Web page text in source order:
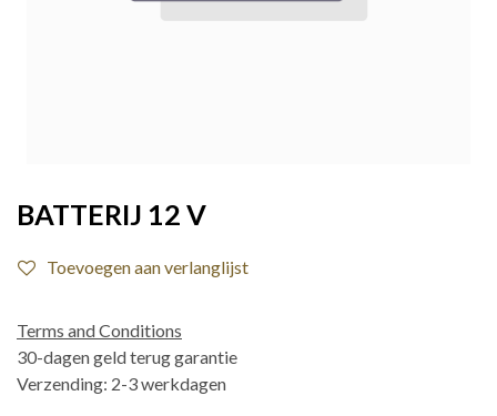
BATTERIJ 12 V
Toevoegen aan verlanglijst
Terms and Conditions
30-dagen geld terug garantie
Verzending: 2-3 werkdagen